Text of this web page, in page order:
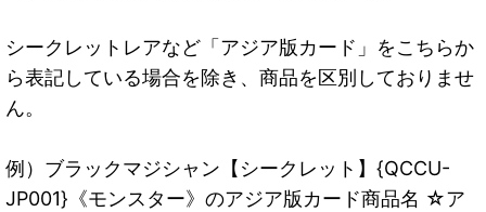
シークレットレアなど「アジア版カード」をこちらか
ら表記している場合を除き、商品を区別しておりませ
ん。
例）ブラックマジシャン【シークレット】{QCCU-
JP001}《モンスター》のアジア版カード商品名 ☆ア